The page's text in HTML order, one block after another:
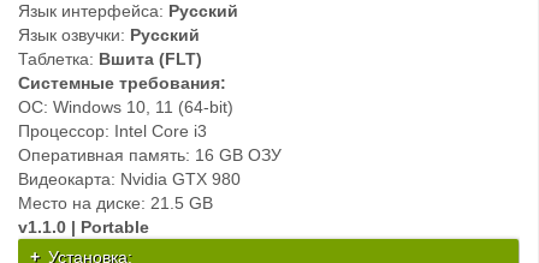
Язык интерфейса: Русский
Язык озвучки: Русский
Таблетка: Вшита (FLT)
Системные требования:
ОС: Windows 10, 11 (64-bit)
Процессор: Intel Core i3
Оперативная память: 16 GB ОЗУ
Видеокарта: Nvidia GTX 980
Место на диске: 21.5 GB
v1.1.0 | Portable
Установка: